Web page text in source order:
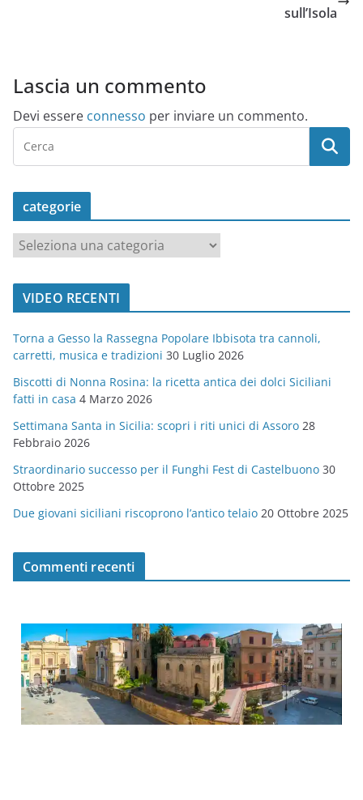
sull’Isola
Lascia un commento
Devi essere connesso per inviare un commento.
categorie
a
t
o
r
i
e
VIDEO RECENTI
Torna a Gesso la Rassegna Popolare Ibbisota tra cannoli,
carretti, musica e tradizioni 30 Luglio 2026
Biscotti di Nonna Rosina: la ricetta antica dei dolci Siciliani
fatti in casa 4 Marzo 2026
Settimana Santa in Sicilia: scopri i riti unici di Assoro 28
Febbraio 2026
Straordinario successo per il Funghi Fest di Castelbuono 30
Ottobre 2025
Due giovani siciliani riscoprono l’antico telaio 20 Ottobre 2025
Commenti recenti